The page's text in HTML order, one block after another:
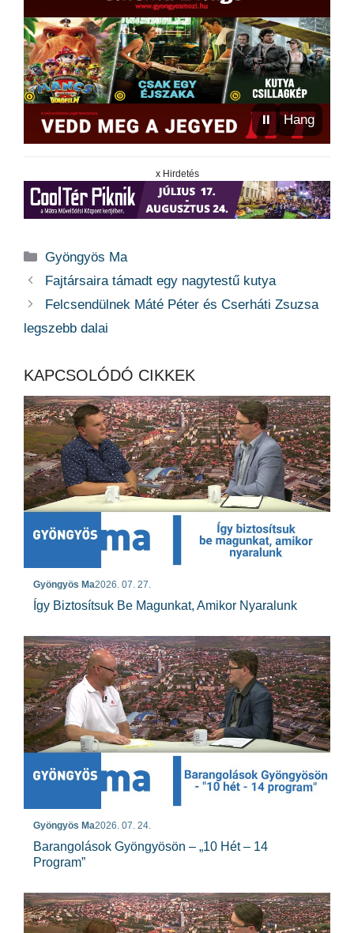
⏸ Hang
x Hirdetés
Kategória
Gyöngyös Ma
Fajtársaira támadt egy nagytestű kutya
Felcsendülnek Máté Péter és Cserháti Zsuzsa
legszebb dalai
KAPCSOLÓDÓ CIKKEK
Gyöngyös Ma2026. 07. 27.
Így Biztosítsuk Be Magunkat, Amikor Nyaralunk
Gyöngyös Ma2026. 07. 24.
Barangolások Gyöngyösön – „10 Hét – 14
Program”